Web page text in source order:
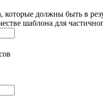
которые должны быть в
шаблона для